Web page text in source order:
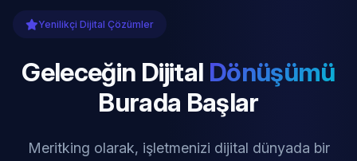
Yenilikçi Dijital Çözümler
Geleceğin Dijital Dönüşümü
Burada Başlar
Meritking olarak, işletmenizi dijital dünyada bir